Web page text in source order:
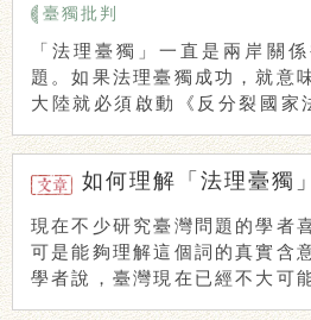
臺獨批判
「法理臺獨」一直是兩岸關
題。如果法理臺獨成功，就意
大陸就必須啟動《反分裂國家
如何理解「法理臺獨」
現在不少研究臺灣問題的學者
可是能夠理解這個詞的真實含
學者說，臺灣現在已經不大可